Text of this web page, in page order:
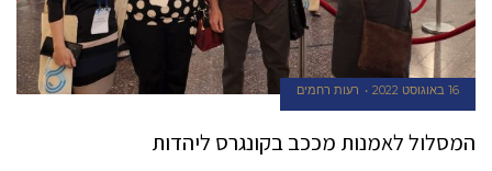
16 באוגוסט 2022 רעות רחמים
המסלול לאמנות מככב בקונגרס ליהדות